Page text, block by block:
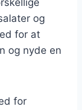
og
for at
og nyde en
for